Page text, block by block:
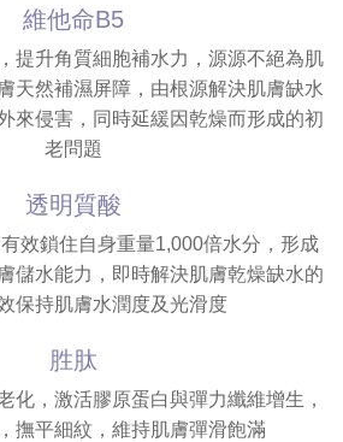
維他命B5
提升角質細胞補水力，源源不絕為肌
天然補濕屏障，由根源解決肌膚缺水
來侵害，同時延緩因乾燥而形成的初
老問題
透明質酸
效鎖住自身重量1,000倍水分，形成
儲水能力，即時解決肌膚乾燥缺水的
保持肌膚水潤度及光滑度
胜肽
化，激活膠原蛋白與彈力纖維增生，
撫平細紋，維持肌膚彈滑飽滿